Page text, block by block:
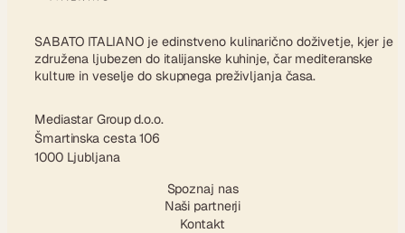
SABATO ITALIANO je edinstveno kulinarično doživetje, kjer je
združena ljubezen do italijanske kuhinje, čar mediteranske
kulture in veselje do skupnega preživljanja časa.
Mediastar Group d.o.o.
Šmartinska cesta 106
1000 Ljubljana
Spoznaj nas
Naši partnerji
Kontakt